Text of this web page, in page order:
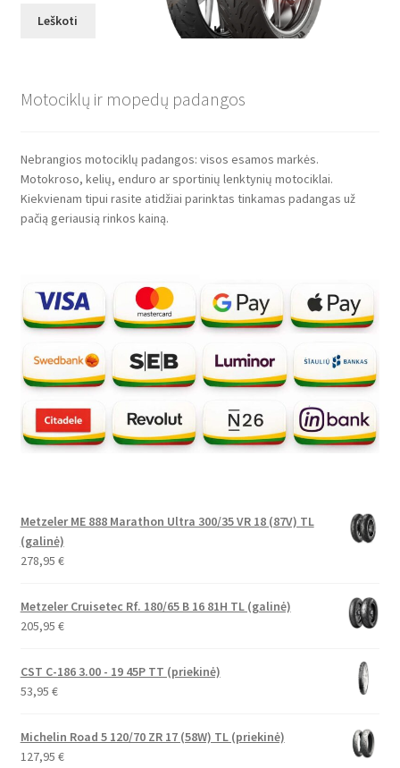
Leškoti
Motociklų ir mopedų padangos
Nebrangios motociklų padangos: visos esamos markės.
Motokroso, kelių, enduro ar sportinių lenktynių motociklai.
Kiekvienam tipui rasite atidžiai parinktas tinkamas padangas už
pačią geriausią rinkos kainą.
Metzeler ME 888 Marathon Ultra 300/35 VR 18 (87V) TL
(galinė)
278,95 €
Metzeler Cruisetec Rf. 180/65 B 16 81H TL (galinė)
205,95 €
CST C-186 3.00 - 19 45P TT (priekinė)
53,95 €
Michelin Road 5 120/70 ZR 17 (58W) TL (priekinė)
127,95 €